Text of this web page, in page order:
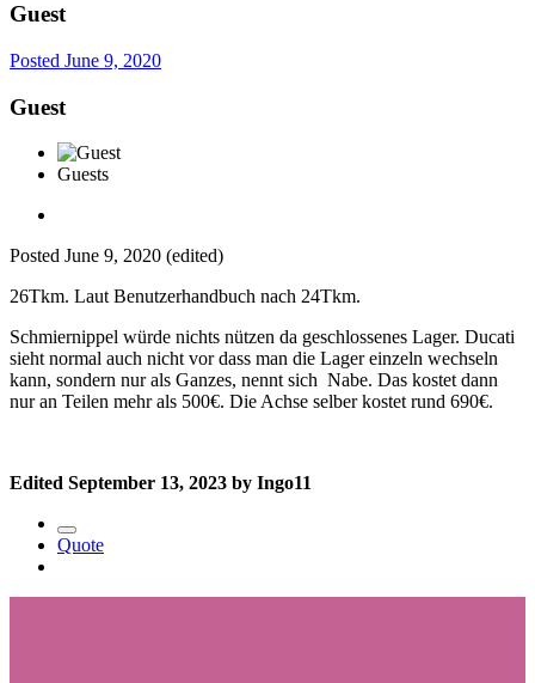
Guest
Posted June 9, 2020
Guest
Guests
Posted June 9, 2020 (edited)
26Tkm. Laut Benutzerhandbuch nach 24Tkm.
Schmiernippel würde nichts nützen da geschlossenes Lager. Ducati
sieht normal auch nicht vor dass man die Lager einzeln wechseln
kann, sondern nur als Ganzes, nennt sich Nabe. Das kostet dann
nur an Teilen mehr als 500€. Die Achse selber kostet rund 690€.
Edited September 13, 2023 by Ingo11
Quote